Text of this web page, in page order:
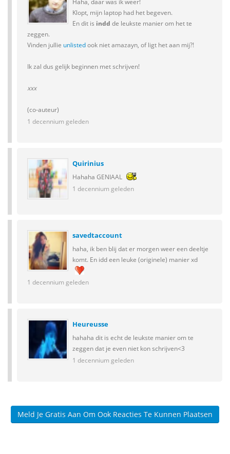
Klopt, mijn laptop had het begeven.
En dit is indd de leukste manier om het te
zeggen.
Vinden jullie unlistedook niet amazayn, of ligt het aan mij?!
Ik zal dus gelijk beginnen met schrijven!
xxx
(co-auteur)
1 decennium geleden
Quirinius
Hahaha GENIAAL
1 decennium geleden
savedtaccount
haha, ik ben blij dat er morgen weer een deeltje
komt. En idd een leuke (originele) manier xd
1 decennium geleden
Heureusse
hahaha dit is echt de leukste manier om te
zeggen dat je even niet kon schrijven<3
1 decennium geleden
Meld Je Gratis Aan Om Ook Reacties Te Kunnen Plaatsen